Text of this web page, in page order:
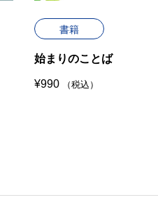
書籍
始まりのことば
¥990 （税込）